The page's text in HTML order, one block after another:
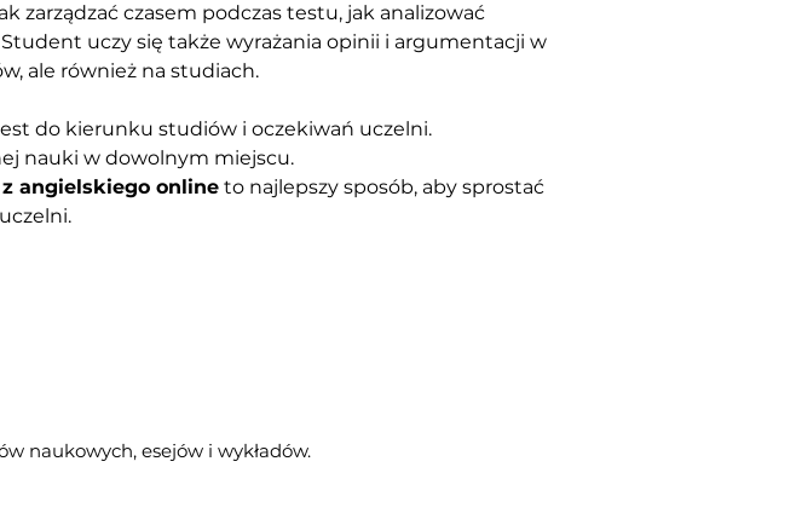
zarządzać czasem podczas testu, jak analizować
uczy się także wyrażania opinii i argumentacji w
ale również na studiach.
do kierunku studiów i oczekiwań uczelni.
nauki w dowolnym miejscu.
angielskiego online to najlepszy sposób, aby sprostać
naukowych, esejów i wykładów.